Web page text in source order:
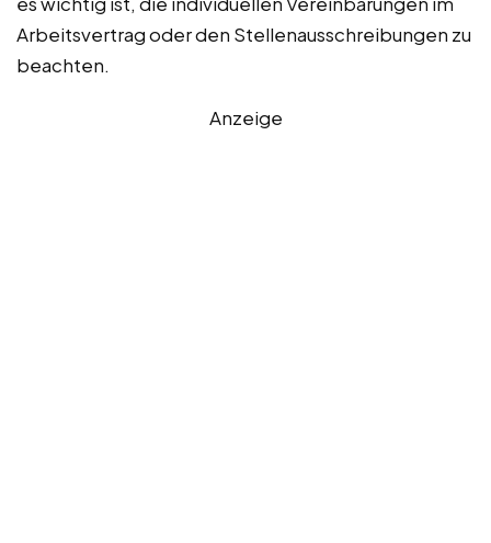
Arbeitsvertrag oder den Stellenausschreibungen zu
beachten.
Anzeige